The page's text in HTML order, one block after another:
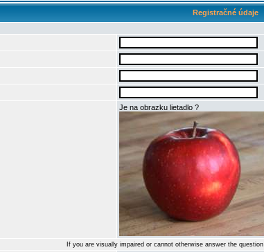
Registračné údaje
Je na obrazku lietadlo ?
If you are visually impaired or cannot otherwise answer the